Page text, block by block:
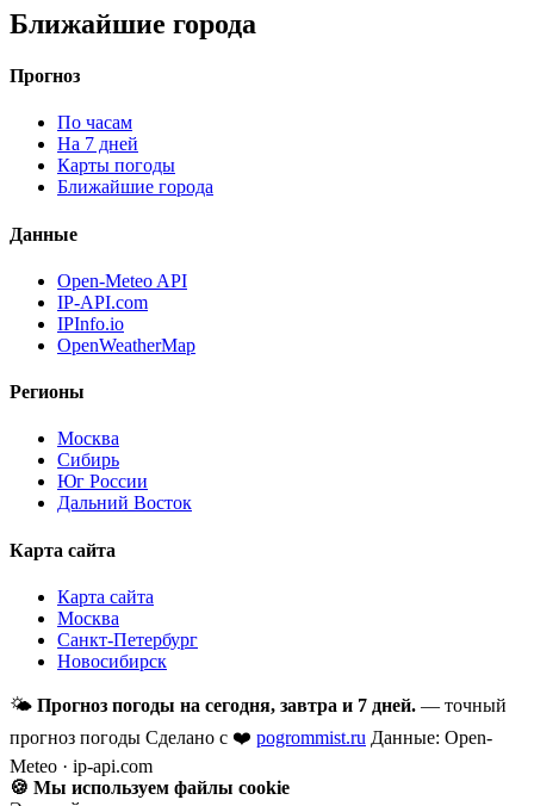
Ближайшие города
Прогноз
По часам
На 7 дней
Карты погоды
Ближайшие города
Данные
Open-Meteo API
IP-API.com
IPInfo.io
OpenWeatherMap
Регионы
Москва
Сибирь
Юг России
Дальний Восток
Карта сайта
Карта сайта
Москва
Санкт-Петербург
Новосибирск
🌤 Прогноз погоды на сегодня, завтра и 7 дней. — точный
прогноз погоды Сделано с ❤️ pogrommist.ru Данные: Open-
Meteo · ip-api.com
🍪 Мы используем файлы cookie